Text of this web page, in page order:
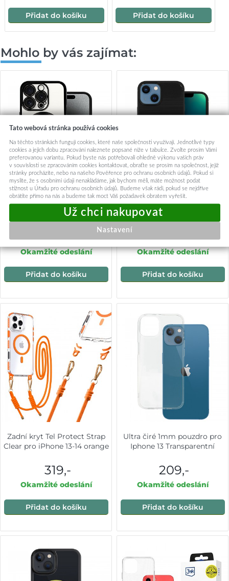
Přidat do košíku Přidat do košíku
Mohlo by vás zajímat:
Zadní kryt Metallic MagSafe
pro iPhone 13 Black
229,-
Okamžité odeslání
Přidat do košíku
Zadní kryt TopQ pro IPHONE
13 černý
99,-
Okamžité odeslání
Přidat do košíku
Zadní kryt Tel Protect Strap
Clear pro iPhone 13-14 orange
319,-
Okamžité odeslání
Přidat do košíku
Ultra čiré 1mm pouzdro pro
Iphone 13 Transparentní
209,-
Okamžité odeslání
Přidat do košíku
Tato webová stránka používá cookies
Na těchto stránkách fungují cookies, které naše společnosti využívají. Jednotlivé typy
cookies a jejich dobu zpracování naleznete popsané níže v tabulce. Zvolte prosím Vámi
preferovanou variantu. Pokud byste nás potřebovali ohledně výkonu vašich práv
v souvislosti se zpracováním cookies kontaktovat, obraťte se prosím na společnost, jejíž
stránky procházíte, nebo na našeho Pověřence pro ochranu osobních údajů. Pokud si
myslíte, že s osobními údaji nenakládáme, jak bychom měli, máte možnost podat
stížnost u Úřadu pro ochranu osobních údajů. Budeme však rádi, pokud se nejdříve
obrátíte přímo na nás a budeme tak moct Váš požadavek obratem vyřešit.
Nastavení